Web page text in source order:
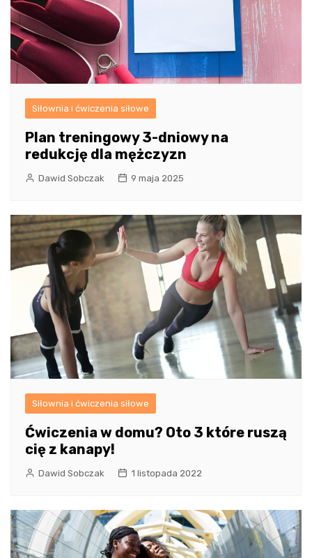
Siłownia i ćwiczenia siłowe
Plan treningowy 3-dniowy na
redukcję dla mężczyzn
Dawid Sobczak 9 maja 2025
Siłownia i ćwiczenia siłowe
Ćwiczenia w domu? Oto 3 które ruszą
cię z kanapy!
Dawid Sobczak 1 listopada 2022